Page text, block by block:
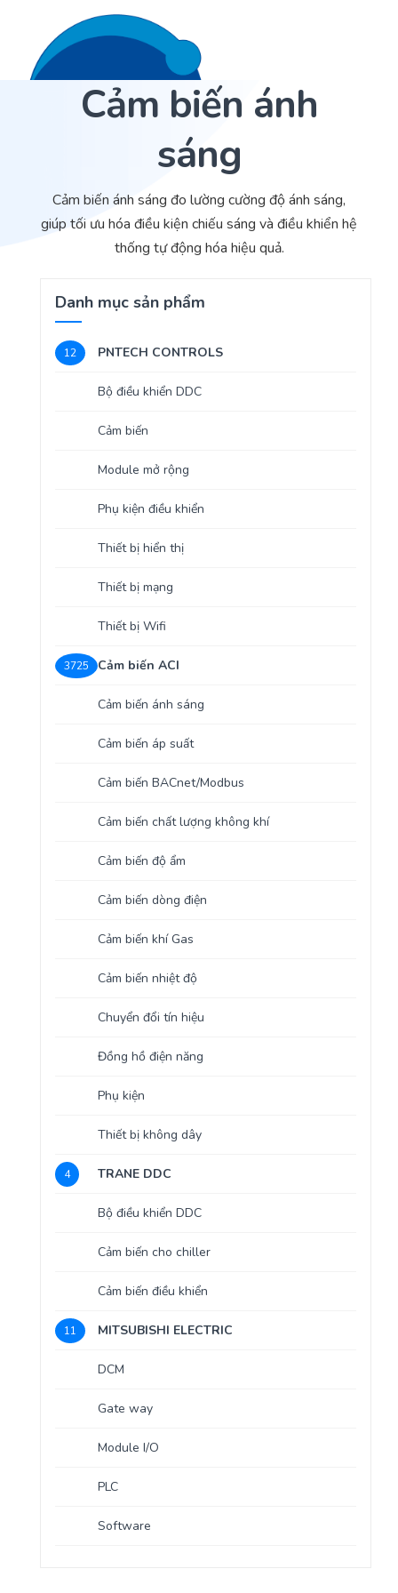
Trang Chủ
Dịch Vụ
Cảm biến ACI
Nhà sản xuất thiết bị điều khiển
Cung cấp giải pháp quản lý cho toà nhà (BMS)
Tư vấn thiết kế, thi công tủ điều khiển
Thi công – Lắp đặt hệ thống HVAC
Bài viết
Hợp tác
Liên hệ 24/7
Cảm biến ánh
sáng
Cảm biến ánh sáng đo lường cường độ ánh sáng,
giúp tối ưu hóa điều kiện chiếu sáng và điều khiển hệ
thống tự động hóa hiệu quả.
Danh mục sản phẩm
12 PNTECH CONTROLS
Bộ điều khiển DDC
Cảm biến
Module mở rộng
Phụ kiện điều khiển
Thiết bị hiển thị
Thiết bị mạng
Thiết bị Wifi
3725 Cảm biến ACI
Cảm biến ánh sáng
Cảm biến áp suất
Cảm biến BACnet/Modbus
Cảm biến chất lượng không khí
Cảm biến độ ẩm
Cảm biến dòng điện
Cảm biến khí Gas
Cảm biến nhiệt độ
Chuyển đổi tín hiệu
Đồng hồ điện năng
Phụ kiện
Thiết bị không dây
4 TRANE DDC
Bộ điều khiển DDC
Cảm biến cho chiller
Cảm biến điều khiển
11 MITSUBISHI ELECTRIC
DCM
Gate way
Module I/O
PLC
Software